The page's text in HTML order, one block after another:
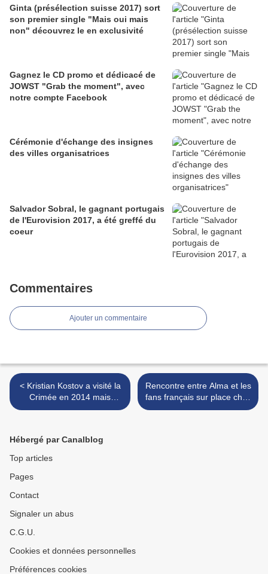
Ginta (présélection suisse 2017) sort
son premier single "Mais oui mais
non" découvrez le en exclusivité
Gagnez le CD promo et dédicacé de
JOWST "Grab the moment", avec
notre compte Facebook
Cérémonie d'échange des insignes
des villes organisatrices
Salvador Sobral, le gagnant portugais
de l'Eurovision 2017, a été greffé du
coeur
Commentaires
Ajouter un commentaire
< Kristian Kostov a visité la
Crimée en 2014 mais
contrairement à la
Rencontre entre Alma et les
fans français sur place chez
Madame l'Ambassadrice >
Hébergé par Canalblog
Top articles
Pages
Contact
Signaler un abus
C.G.U.
Cookies et données personnelles
Préférences cookies